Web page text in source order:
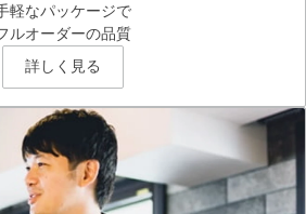
軽なパッケージで
ルオーダーの品質
詳しく見る